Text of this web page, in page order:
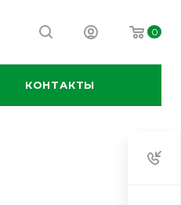
0
КОНТАКТЫ